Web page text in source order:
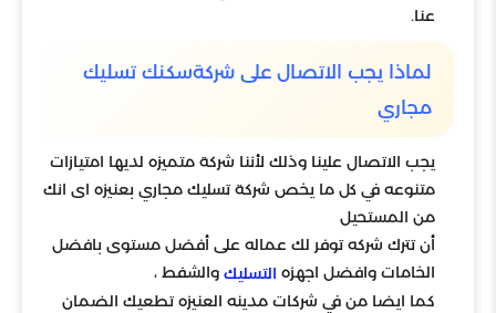
عنا.
لماذا يجب الاتصال على شركةسكنك تسليك
مجاري
يجب الاتصال علينا وذلك لأننا شركة متميزه لديها امتيازات
متنوعه في كل ما يخص شركة تسليك مجاري بعنيزه اى انك
من المستحيل
أن تترك شركه توفر لك عماله على أفضل مستوى بافضل
الخامات وافضل اجهزه التسليك والشفط ،
كما ايضا من في شركات مدينه العنيزه تطعيك الضمان